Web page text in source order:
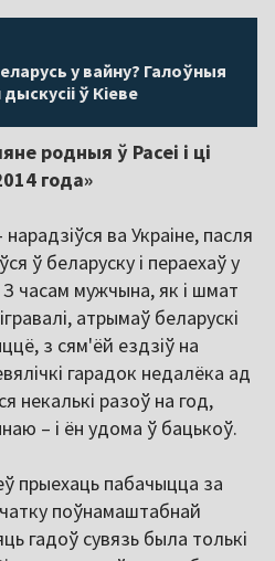
у вайну? Галоўныя
ў Кіеве
родныя ў Расеі і ці
года»
ва Украіне, пасля
ў беларуску і пераехаў у
часам мужчына, як і шмат
атрымаў беларускі
з сям'ёй ездзіў на
гарадок недалёка ад
некалькі разоў на год,
– і ён удома ў бацькоў.
прыехаць пабачыцца за
поўнамаштабнай
гадоў сувязь была толькі